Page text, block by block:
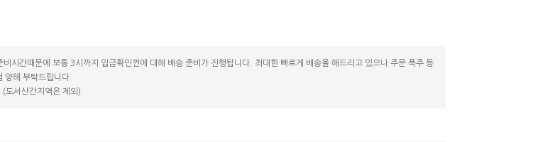
시간때문에 보통 3시까지 입금확인껀에 대해 배송 준비가 진행됩니다. 최대한 빠르게 배송을 해드리고 있으나 주문 폭주 등
양해 부탁드립니다.
도서산간지역은 제외)